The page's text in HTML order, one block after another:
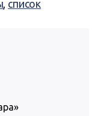
, список